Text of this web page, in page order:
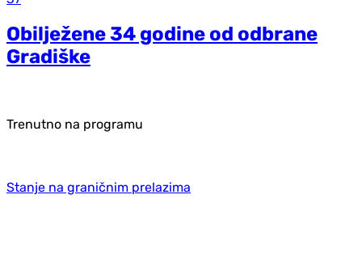
Obilježene 34 godine od odbrane
Gradiške
Trenutno na programu
Stanje na graničnim prelazima